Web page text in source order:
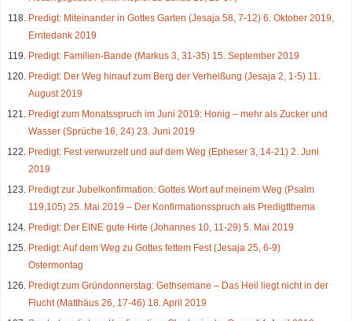
Predigt: Miteinander in Gottes Garten (Jesaja 58, 7-12) 6. Oktober 2019,
Erntedank 2019
Predigt: Familien-Bande (Markus 3, 31-35) 15. September 2019
Predigt: Der Weg hinauf zum Berg der Verheißung (Jesaja 2, 1-5) 11.
August 2019
Predigt zum Monatsspruch im Juni 2019: Honig – mehr als Zucker und
Wasser (Sprüche 16, 24) 23. Juni 2019
Predigt: Fest verwurzelt und auf dem Weg (Epheser 3, 14-21) 2. Juni
2019
Predigt zur Jubelkonfirmation: Gottes Wort auf meinem Weg (Psalm
119,105) 25. Mai 2019 – Der Konfirmationsspruch als Predigtthema
Predigt: Der EINE gute Hirte (Johannes 10, 11-29) 5. Mai 2019
Predigt: Auf dem Weg zu Gottes fettem Fest (Jesaja 25, 6-9)
Ostermontag
Predigt zum Gründonnerstag: Gethsemane – Das Heil liegt nicht in der
Flucht (Matthäus 26, 17-46) 18. April 2019